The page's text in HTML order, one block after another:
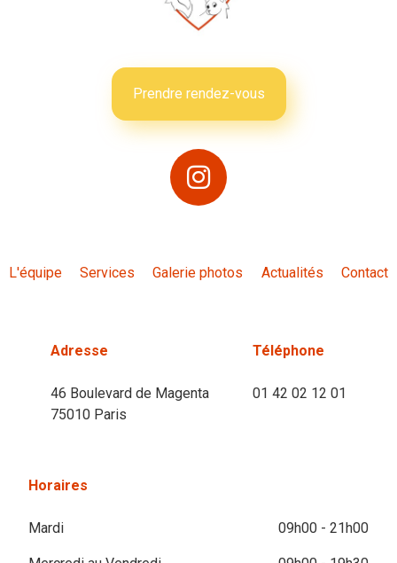
Prendre rendez-vous
L'équipe Services Galerie photos Actualités Contact
Adresse
46 Boulevard de Magenta
75010 Paris
Téléphone
01 42 02 12 01
Horaires
Mardi 09h00 - 21h00